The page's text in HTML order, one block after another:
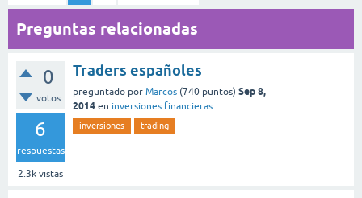
Preguntas relacionadas
0
votos
6
respuestas
2.3k vistas
Traders españoles
preguntado por Marcos (740 puntos) Sep 8,
2014 en inversiones financieras
inversiones trading